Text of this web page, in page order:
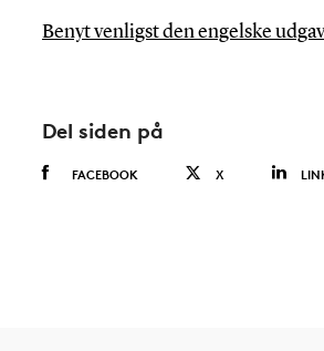
Benyt venligst den engelske
Del siden på
FACEBOOK X